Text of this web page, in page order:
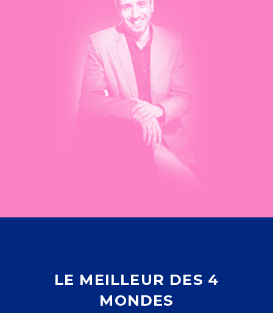
LE MEILLEUR DES 4
MONDES